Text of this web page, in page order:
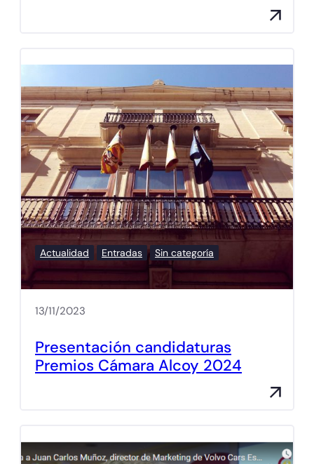
Actualidad Entradas Sin categoría
13/11/2023
Presentación candidaturas
Premios Cámara Alcoy 2024